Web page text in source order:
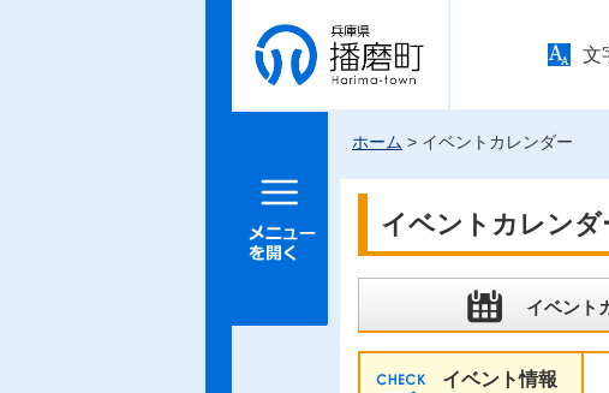
兵庫県 播
磨町
文
メニュー
ホーム > イベントカレンダー
イベントカレンダ
イベント
イベント情報